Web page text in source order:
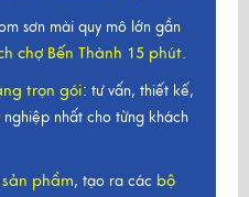
sơn mài quy mô lớn gần
chợ Bến Thành 15 phút.
trọn gói: tư vấn, thiết kế,
nhất cho từng khách
phẩm, tạo ra các bộ